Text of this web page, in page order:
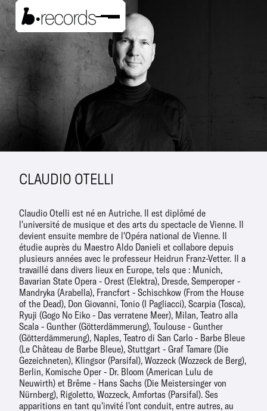
CLAUDIO OTELLI
Claudio Otelli est né en Autriche. Il est diplômé de
l'université de musique et des arts du spectacle de Vienne. Il
devient ensuite membre de l'Opéra national de Vienne. Il
étudie auprès du Maestro Aldo Danieli et collabore depuis
plusieurs années avec le professeur Heidrun Franz-Vetter. Il a
travaillé dans divers lieux en Europe, tels que : Munich,
Bavarian State Opera - Orest (Elektra), Dresde, Semperoper -
Mandryka (Arabella), Francfort - Schischkow (From the House
of the Dead), Don Giovanni, Tonio (I Pagliacci), Scarpia (Tosca),
Ryuji (Gogo No Eiko - Das verratene Meer), Milan, Teatro alla
Scala - Gunther (Götterdämmerung), Toulouse - Gunther
(Götterdämmerung), Naples, Teatro di San Carlo - Barbe Bleue
(Le Château de Barbe Bleue), Stuttgart - Graf Tamare (Die
Gezeichneten), Klingsor (Parsifal), Wozzeck (Wozzeck de Berg),
Berlin, Komische Oper - Dr. Bloom (American Lulu de
Neuwirth) et Brême - Hans Sachs (Die Meistersinger von
Nürnberg), Rigoletto, Wozzeck, Amfortas (Parsifal). Ses
apparitions en tant qu'invité l'ont conduit, entre autres, au